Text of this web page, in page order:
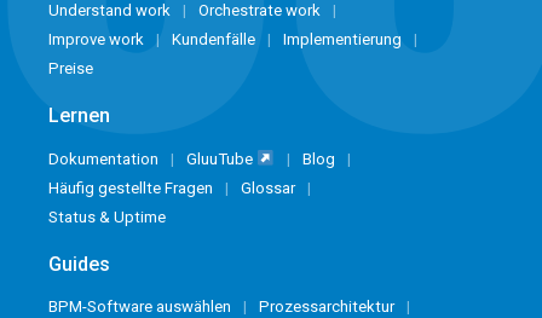
Understand work
Orchestrate work
Improve work
Kundenfälle
Implementierung
Preise
Lernen
Dokumentation GluuTube
Blog
Häufig gestellte Fragen
Glossar
Status & Uptime
Guides
BPM-Software auswählen
Prozessarchitektur